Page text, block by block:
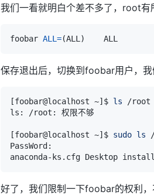
我们一看就明白个差不多了，root有
foobar ALL =(ALL )
保存退出后，切换到foobar用户，我
[foobar@localhost ~] $ ls
[foobar@localhost ~] $ sudo ls
好了，我们限制一下foobar的权利